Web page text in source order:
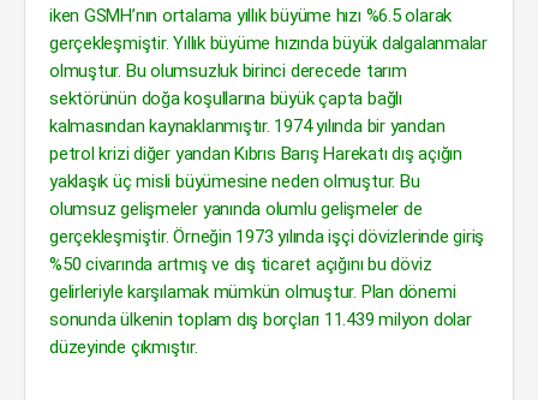
iken GSMH’nın ortalama yıllık büyüme hızı %6.5 olarak
gerçekleşmiştir. Yıllık büyüme hızında büyük dalgalanmalar
olmuştur. Bu olumsuzluk birinci derecede tarım
sektörünün doğa koşullarına büyük çapta bağlı
kalmasından kaynaklanmıştır. 1974 yılında bir yandan
petrol krizi diğer yandan Kıbrıs Barış Harekatı dış açığın
yaklaşık üç misli büyümesine neden olmuştur. Bu
olumsuz gelişmeler yanında olumlu gelişmeler de
gerçekleşmiştir. Örneğin 1973 yılında işçi dövizlerinde giriş
%50 civarında artmış ve dış ticaret açığını bu döviz
gelirleriyle karşılamak mümkün olmuştur. Plan dönemi
sonunda ülkenin toplam dış borçları 11.439 milyon dolar
düzeyinde çıkmıştır.